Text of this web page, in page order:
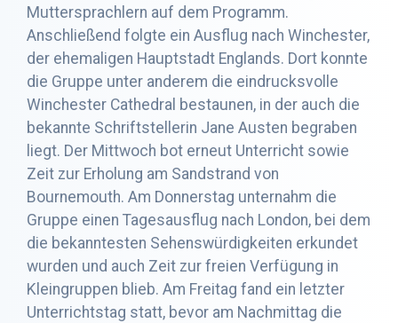
Muttersprachlern auf dem Programm.
Anschließend folgte ein Ausflug nach Winchester,
der ehemaligen Hauptstadt Englands. Dort konnte
die Gruppe unter anderem die eindrucksvolle
Winchester Cathedral bestaunen, in der auch die
bekannte Schriftstellerin Jane Austen begraben
liegt. Der Mittwoch bot erneut Unterricht sowie
Zeit zur Erholung am Sandstrand von
Bournemouth. Am Donnerstag unternahm die
Gruppe einen Tagesausflug nach London, bei dem
die bekanntesten Sehenswürdigkeiten erkundet
wurden und auch Zeit zur freien Verfügung in
Kleingruppen blieb. Am Freitag fand ein letzter
Unterrichtstag statt, bevor am Nachmittag die